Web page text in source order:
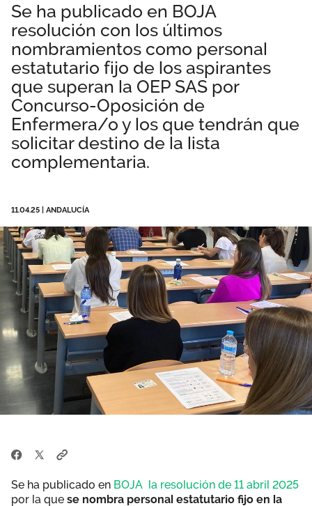
Ventajas
Noticias
Sala de prensa
Empleo
Documentos
Publicaciones
Área privada
Únete
Se ha publicado en BOJA
resolución con los últimos
nombramientos como personal
estatutario fijo de los aspirantes
que superan la OEP SAS por
Concurso-Oposición de
Enfermera/o y los que tendrán que
solicitar destino de la lista
complementaria.
11.04.25 ANDALUCÍA
Se ha publicado en BOJA la resolución de 11 abril 2025
por la que se nombra personal estatutario fijo en la